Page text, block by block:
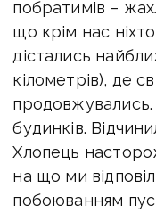
побратимів –
що крім нас
дістались
кілометрів), де
будинків.
Хлопець
на що ми
побоюванням